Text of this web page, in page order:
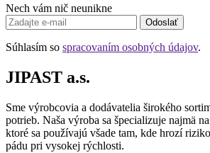
Nech vám nič neunikne
Odoslať
Súhlasím so spracovaním osobných údajov.
JIPAST a.s.
Sme výrobcovia a dodávatelia širokého
potrieb. Naša výroba sa špecializuje najmä
ktoré sa používajú všade tam, kde hrozí
pádu pri vysokej rýchlosti.